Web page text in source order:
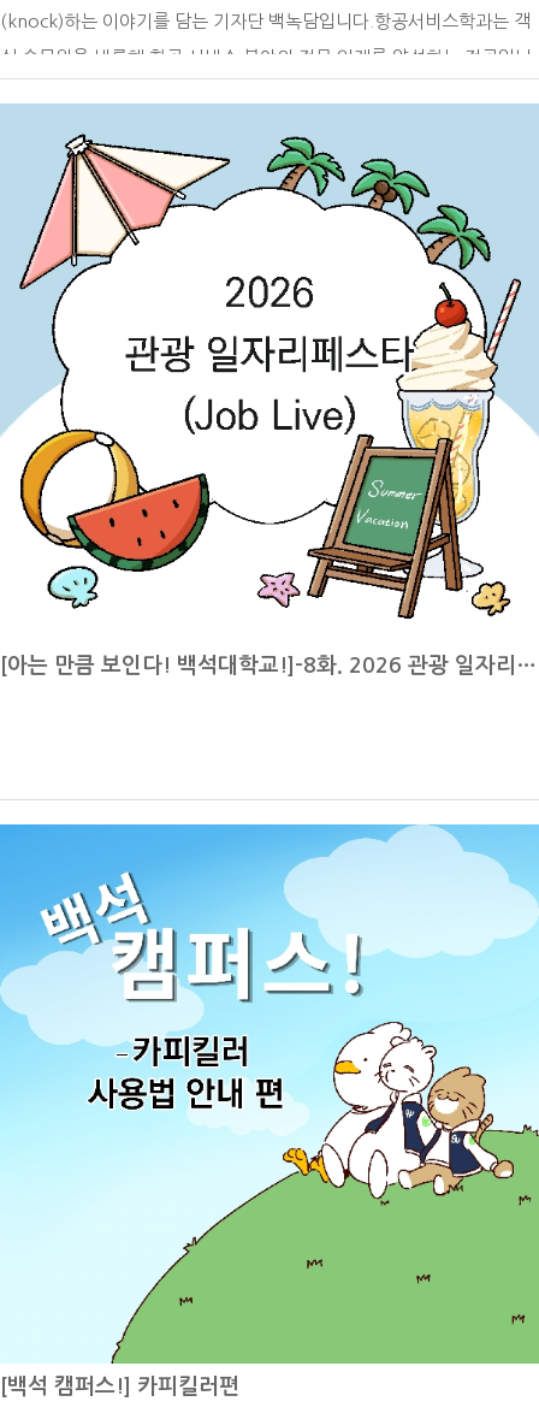
대상으로 전공 중 기초, 핵심 교과목과 교양 중 1, 2학년 권장 과목에 대
한 수강 신청이 이루어집니다. 8월 11일 화요일 9시 30분부터 24시까지
장 교양 과목에 대해 수강 신청이 이루어집니다. 남은 기간인 8월 12일
수요일 9시 30분부터 8월 14일 금요일 24시까지는 전 학년을 대상으로
전공, 교양과 교직 전체 과목에 대해 수강 신청이 진행됩니다. 기간을 잘
확인하시어 미리 시간표 계획을 짜두시기 바랍니다.8월 15일 광복절두
번째로 8월 15일은 광복절입니다. 광복절은 우리나라가 일제강점기에서
벗어나 국권을 되찾은 날을 기념하는 날입니다. 수많은 독립운동가와 국
민의 희생과 노력으로 이루어진 광복의 의미를 되새기는 날인데요, 이날
은 단순한 공휴일이 아닌, 우리가 누리는 자유와 나라의 소중함을 다시
한번 기억하는 뜻깊은 하루가 되길 바랍니다.8월 24일~8월 28일 재학
생 등록 기간세 번째로 8월 24일부터 8월 28일은 재학생 등록 기간입니
다. 신한은행, 국민은행으로 등록금 납부가 가능하며 2026년 8월 14일
금요일부터 포털 시스템에서 종합정보 중 등록, 장학 카테고리에서 등록
금 고지서 확인이 가능합니다. 납부 방법은 고지서에 명시된 가상계좌 중
1개를 선택하여 무통장입금 또는 인터넷뱅킹으로 납부하거나 고지서를
명시된 가상계좌는 등록금 수납을 위한 가상계좌로 1회에 한하여 입금이
간입니다. 조기졸업 신청 자격은 6학기 말까지 매 학기 성적 평점 평균이
4.2 이상인 자, 직전 학기에 15학점 이상 수강 신청하고 미취득 과목이
없는 자, TOEIC 750점 이상(단, 영어학 전공자는 800점 이상)의 점수
취득자, 학칙에 의하여 징계 처분을 받지 아니한 자입니다. 제출 서류는
조기졸업 신청원 1부(붙임서류)담임교수 ․ 주임교수 추천서 1부, TOEIC
750점 이상 성적표 (단, 영어학 전공자는 800점 이상) 1부입니다. 조기
졸업을 희망하는 학우는 자격을 꼼꼼히 체크한 후 제출 서류를 갖추어 공
지된 방법에 맞추어 조기졸업 신청을 하기 바랍니다. 8월 25일~9월 7일
2학기 수강 신청 정정 기간마지막으로 8월 25일부터 9월 7일은 2학기
수강 신청 정정 기간입니다. 8월 25일 9시 30분부터 8월 26일 수요일 2
4시까지 목요일은 하루 쉬어간 후 8월 28일 금요일 16시부터 9월 7일
월요일 17시까지 수강 신청 정정이 가능합니다. 개강 후 수강 정정은 졸
업학점 부족 등 부득이한 경우만 실시하며 수강 정정으로 인한 수업 결석
은 출석 인정 불가하니 유의 바랍니다. 각 일정별 세부 사항은 학교 공지
사항을 함께 확인해 주시기 바랍니다.백녹담의 다양한 활동카카오톡 ㅣ
백석대학교 입학관리처 (평일 9시~18시 실시간 답변)유튜브 ㅣ 백석대
(knock)하는 이야기를 담는 기자단 백녹담입니다.항공서비스학과는 객
실 승무원을 비롯해 항공 서비스 분야의 전문 인재를 양성하는 전공입니
께 갖출 수 있어 많은 수험생들의 관심을 받고 있는데요.이번 기사에서는
백석대학교 관광학부 항공서비스학과 재학생 인터뷰를 통해 전공을 선택
하게 된 계기부터 전공 수업, 진로 준비 과정, 대학생활의 팁까지 생생한
이야기를 들어보았습니다. 항공서비스학과를 꿈꾸거나 관심 있는 분들에
게 도움이 되는 시간이 되길 바랍니다!현재 전공에 대해 소개해 주시고,
관련 진로에는 어떤 것들이 있는지 말씀해 주세요.백녹담: 현재 전공에
대해 소개해 주시고, 관련 진로에는 어떤 것들이 있는지 말씀해 주세요.
재학생: 항공서비스전공은 객실 승무원을 주로 목표로 하는 전공입니다.
졸업 후에는 대한항공, 티웨이항공 같은 국내 항공사뿐만 아니라 카타르
항공, 싱가포르항공 등 외항사에도 취업할 수 있습니다.서비스 직무인 만
큼 서비스 마인드가 중요하고, 외국어 능력도 필수인데 그중에서도 영어
가 가장 중요합니다. 또한 기내에서 위급상황이 발생했을 때 대처할 수
있도록 안전 교육을 받고, 기내 식음료 서비스와 같은 실무 교육도 함께
배우고 있습니다.앞으로의 진로 계획은 어떻게 되시나요?백녹담: 앞으로
는 것이 가장 큰 목표입니다. 외항사보다는 국내 항공사를 희망하고 있으
그램을 이수하면 방학 동안 필리핀에서 어학연수를 할 수 있고, 해외 취
업과도 연계될 수 있어 진로 준비에 큰 도움이 될 것이라고 생각합니다.
항공서비스전공을 추천하신다면, 그 이유는 무엇인가요?백녹담: 항공서
비스전공을 추천하신다면, 그 이유는 무엇인가요?재학생: 저는 항공서비
스전공을 추천하는 편입니다. 물론 승객의 안전을 책임져야 하는 만큼 책
임감이 필요하고, 서비스직이다 보니 체력적 정신적으로 힘든 부분도 있
습니다.하지만 서비스 역량뿐만 아니라 외국어 능력, 의사소통 능력, 상
황 대처 능력 등 다양한 실무 역량을 함께 키울 수 있다는 점이 큰 장점이
라고 생각합니다. 또한 여러 나라를 방문하며 다양한 문화와 언어를 직접
경험할 수 있다는 점도 매우 매력적입니다. 힘든 만큼 얻을 수 있는 경험
과 성장도 크기 때문에, 새로운 도전을 좋아하는 분들에게 추천하고 싶은
전공입니다.전공 수업 중 가장 기억에 남는 수업은 무엇인가요?백녹담:
전공 수업 중 가장 기억에 남는 수업은 무엇인가요?재학생: 2학년 때 수
강했던 기내 식음료 실무실습 수업이 가장 기억에 남습니다.조별로 기내
서비스 시나리오를 직접 작성하고, 항공기 모형 실습실에서 카트를 세팅
한 뒤 승객과 승무원 역할을 나누어 실제 기내 서비스처럼 실습을 진행했
[아는 만큼 보인다! 백석대학교!]-8화. 2026 관광 일자리페스타(JOD LIVE)
[백석 캠퍼스!] 카피킬러편